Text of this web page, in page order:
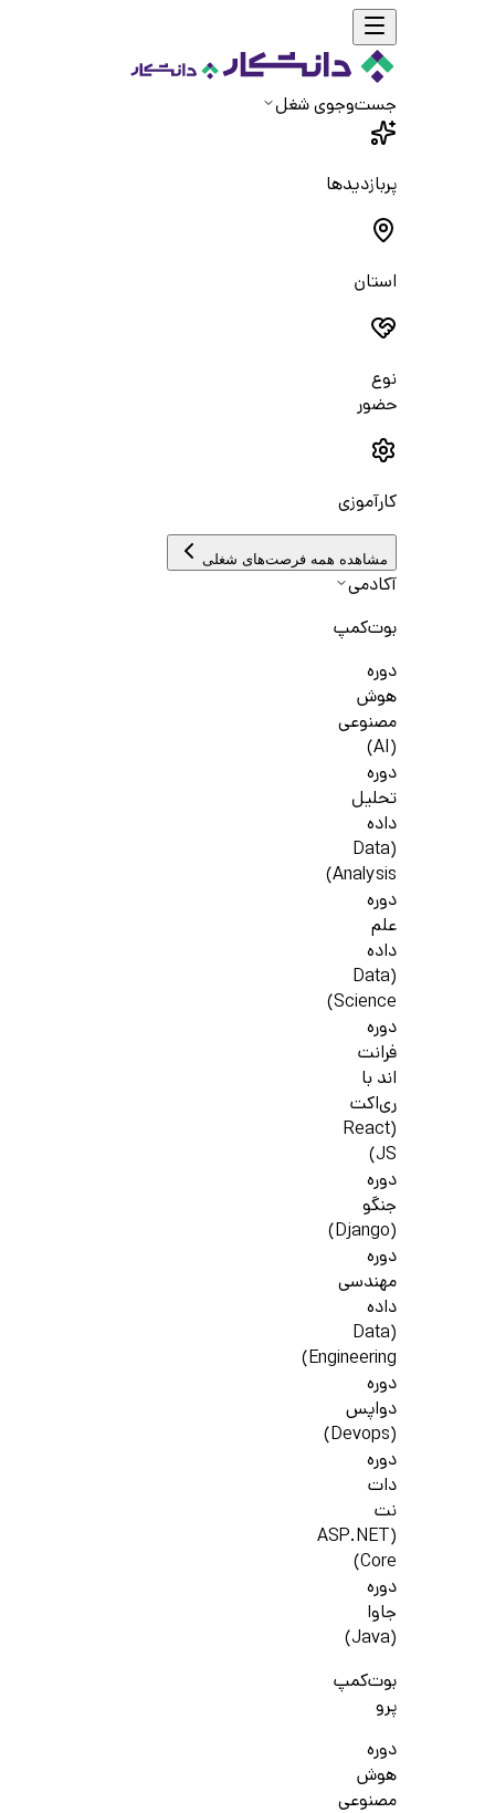
جست‌و‌جوی شغل
پربازدیدها
استان
نوع
حضور
کارآموزی
مشاهده همه فرصت‌های شغلی
آکادمی
بوت‌کمپ
دوره
هوش
مصنوعی
(AI)
دوره
تحلیل
داده
(Data
Analysis)
دوره
علم
داده
(Data
Science)
دوره
فرانت
اند با
ری‌اکت
(React
JS)
دوره
جنگو
(Django)
دوره
مهندسی
داده
(Data
Engineering)
دوره
دواپس
(Devops)
دوره
دات
نت
(ASP.NET
Core)
دوره
جاوا
(Java)
بوت‌کمپ
پرو
دوره
هوش
مصنوعی